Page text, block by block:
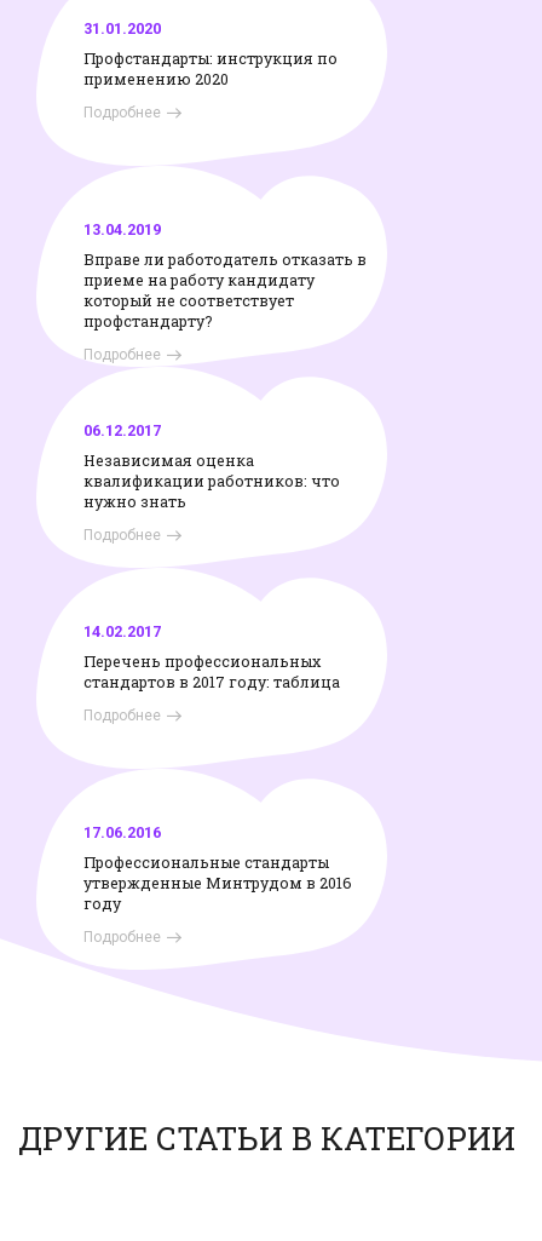
31.01.2020
Профстандарты: инструкция по
применению 2020
Подробнее
13.04.2019
Вправе ли работодатель отказать в
приеме на работу кандидату
который не соответствует
профстандарту?
Подробнее
06.12.2017
Независимая оценка
квалификации работников: что
нужно знать
Подробнее
14.02.2017
Перечень профессиональных
стандартов в 2017 году: таблица
Подробнее
17.06.2016
Профессиональные стандарты
утвержденные Минтрудом в 2016
году
Подробнее
ДРУГИЕ СТАТЬИ В КАТЕГОРИИ